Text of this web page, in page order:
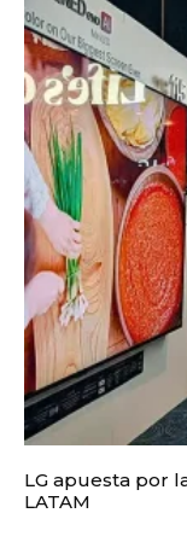
LG apuesta por
LATAM